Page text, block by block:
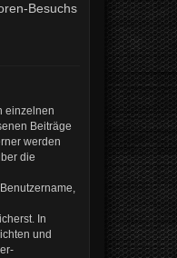
Besuchs
einzelnen
Beiträge
werden
die
In
und